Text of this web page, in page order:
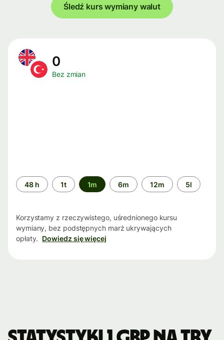
Śledź kurs wymiany walut
0
Bez zmian
Przedział
czasu
48 h 1t 1m 6m 12m 5l
Korzystamy z rzeczywistego, uśrednionego kursu
wymiany, bez podstępnych marż ukrywających
opłaty. Dowiedz się więcej